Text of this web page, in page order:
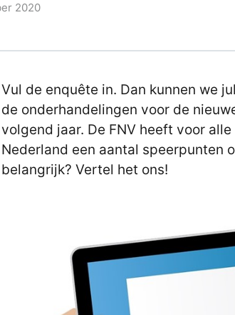
2020
Vul de enquête in. Dan kunnen we
de onderhandelingen voor de
volgend jaar. De FNV heeft voor
Nederland een aantal speerpunten
belangrijk? Vertel het ons!